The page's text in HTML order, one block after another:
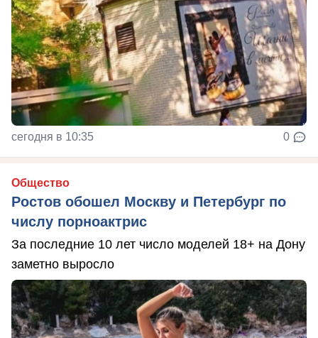
сегодня в 10:35 0
Общество
Ростов обошел Москву и Петербург по
числу порноактрис
За последние 10 лет число моделей 18+ на Дону
заметно выросло